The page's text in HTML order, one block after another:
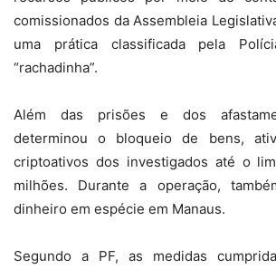
comissionados da Assembleia
uma prática classificada pela
“rachadinha”.
Além das prisões e dos
determinou o bloqueio de bens,
criptoativos dos investigados até o
milhões. Durante a operação,
dinheiro em espécie em Manaus.
Segundo a PF, as medidas